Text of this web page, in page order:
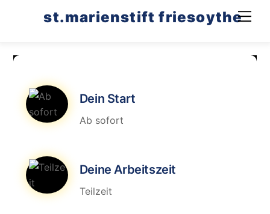
st.marienstift friesoythe
Dein Start
Ab sofort
Deine Arbeitszeit
Teilzeit